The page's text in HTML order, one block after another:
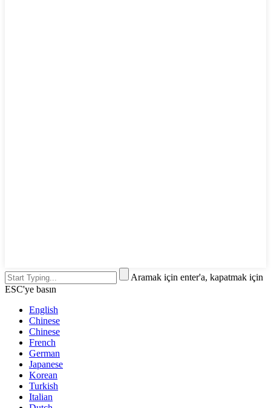
Aramak için enter'a, kapatmak için
ESC'ye basın
English
Chinese
Chinese
French
German
Japanese
Korean
Turkish
Italian